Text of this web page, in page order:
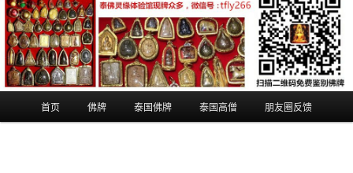
首页 佛牌 泰国佛牌 泰国高僧 朋友圈反馈